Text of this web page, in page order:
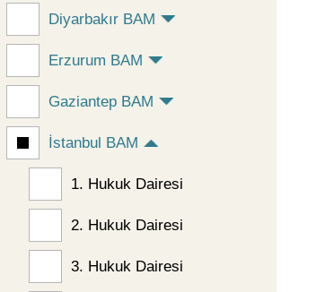
Diyarbakır BAM
Erzurum BAM
Gaziantep BAM
İstanbul BAM
1. Hukuk Dairesi
2. Hukuk Dairesi
3. Hukuk Dairesi